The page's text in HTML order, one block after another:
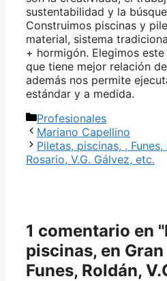
sustentabilidad y la
Construimos piscinas y
material, sistema
+ hormigón. Elegimos
que tiene mejor relación
además nos permite
estándar y a medida.
Categorías
Profesionales
Mariano Capellino
Piletas, piscinas, ,
Rosario, V.G. Gálvez, etc.
1 comentario en
piscinas, en
Funes, Roldán,